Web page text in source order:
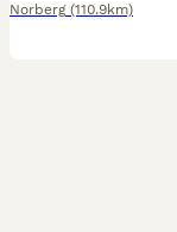
Norberg (110.9km)